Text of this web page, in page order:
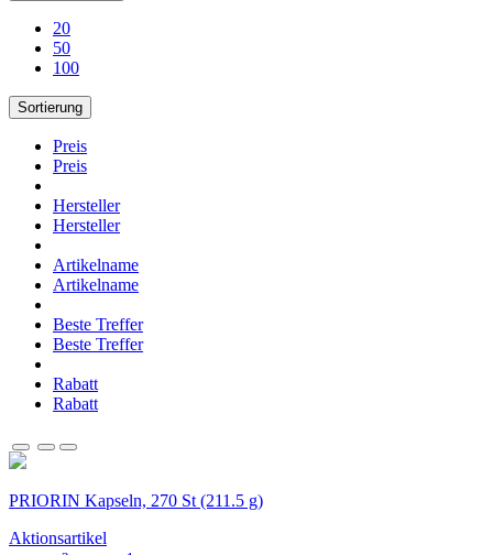
20
50
100
Sortierung
Preis
Preis
Hersteller
Hersteller
Artikelname
Artikelname
Beste Treffer
Beste Treffer
Rabatt
Rabatt
PRIORIN Kapseln, 270 St (211.5 g)
Aktionsartikel